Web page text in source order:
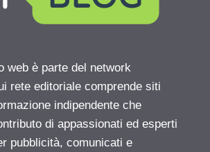
web è parte del network
rete editoriale comprende siti
indipendente che
di appassionati ed esperti
pubblicità, comunicati e